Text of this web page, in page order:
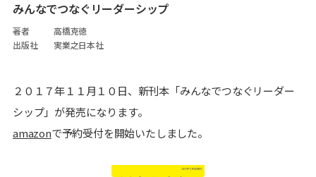
みんなでつなぐリーダーシップ
著者
高橋克徳
出版社
実業之日本社
２０１７年１１月１０日、新刊本「みんなでつなぐリーダー
シップ」が発売になります。
amazonで予約受付を開始いたしました。